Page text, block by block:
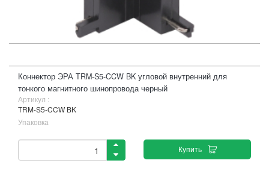
Коннектор ЭРА TRM-S5-CCW BK угловой внутренний для
тонкого магнитного шинопровода черный
Артикул :
TRM-S5-CCW BK
Упаковка
Купить